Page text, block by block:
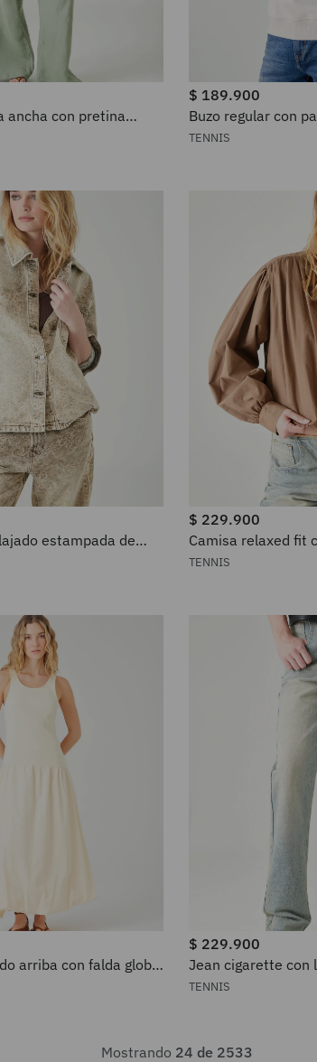
ancha con pretina
salvia para mujer
$ 189.900
Buzo regular con
en algodón beige
TENNIS
estampada de
mujer
$ 229.900
Camisa relaxed fit
algodón camel para
TENNIS
arriba con falda globo
para mujer
$ 229.900
Jean cigarette con
denim para mujer
TENNIS
Mostrando 24 de 2533